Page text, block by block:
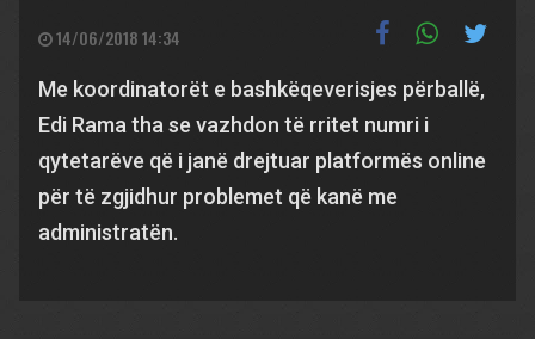
14/06/2018 14:34
Me koordinatorët e bashkëqeverisjes përballë,
Edi Rama tha se vazhdon të rritet numri i
qytetarëve që i janë drejtuar platformës online
për të zgjidhur problemet që kanë me
administratën.